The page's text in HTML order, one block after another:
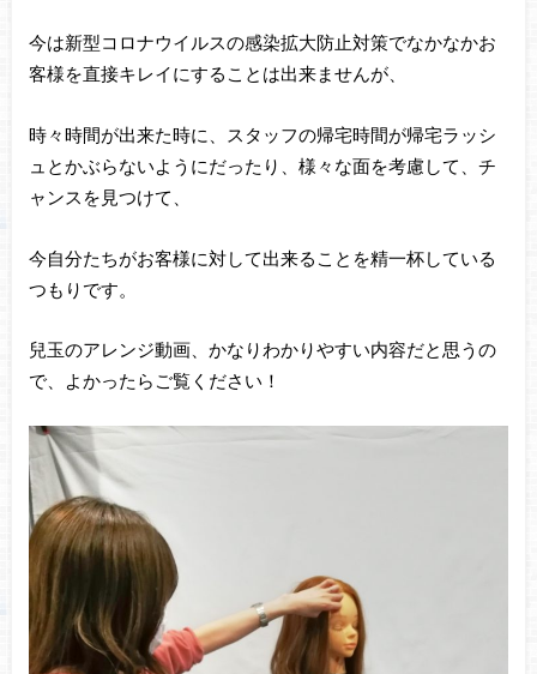
今は新型コロナウイルスの感染拡大防止対策でなかなかお
客様を直接キレイにすることは出来ませんが、
時々時間が出来た時に、スタッフの帰宅時間が帰宅ラッシ
ュとかぶらないようにだったり、様々な面を考慮して、チ
ャンスを見つけて、
今自分たちがお客様に対して出来ることを精一杯している
つもりです。
兒玉のアレンジ動画、かなりわかりやすい内容だと思うの
で、よかったらご覧ください！